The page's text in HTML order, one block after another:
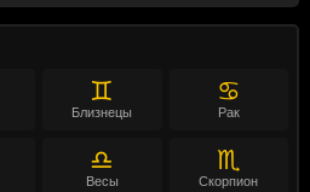
♊
Близнецы
♋
Рак
♎
Весы
♏
Скорпион